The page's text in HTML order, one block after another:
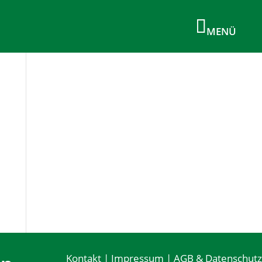
Kontakt| Impressum | AGB & Datenschutz